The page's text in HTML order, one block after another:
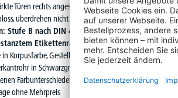
Türen rechts angeschlagen mit Anschlagdämpfer,
überdrehen nicht möglich
Stufe B nach DIN 4547-2
Etikettenrahmen und Sicherheits-
Korpusfarbe, Gestell der untergebauten Sitzbank
in Schwarzgrau, mit Niveauausgleich 10 mm,
Farbunterschieden, Sitzhöhe 450 mm, Sitztiefe 315
ohne Mehrpreis